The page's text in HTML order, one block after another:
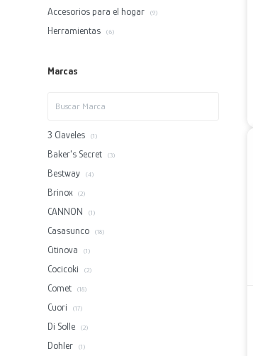
Accesorios para el hogar (9)
Herramientas (6)
Marcas
3 Claveles (1)
Baker's Secret (3)
Bestway (4)
Brinox (2)
CANNON (1)
Casasunco (18)
Citinova (1)
Cocicoki (2)
Comet (18)
Cuori (17)
Di Solle (2)
Dohler (1)